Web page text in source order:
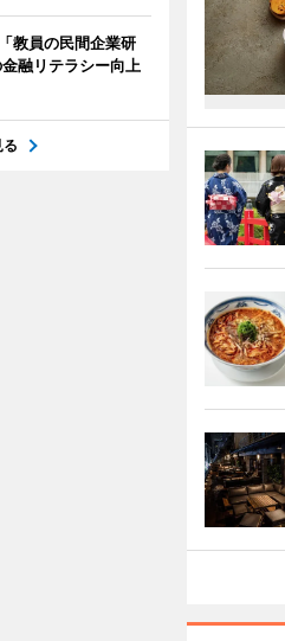
教員の民間企業研
融リテラシー向上
る